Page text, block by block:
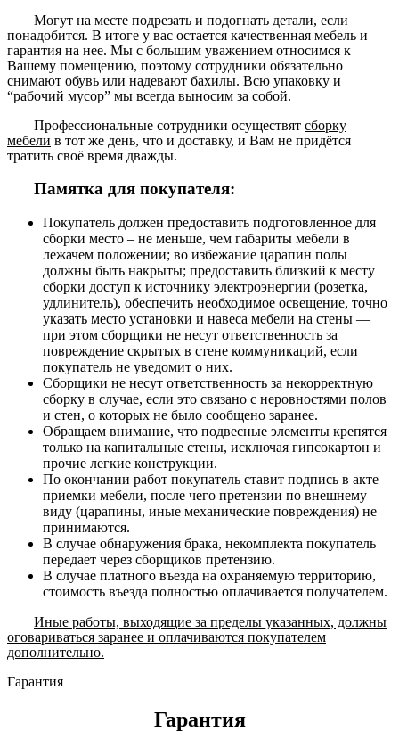
Могут на месте подрезать и подогнать детали, если
понадобится. В итоге у вас остается качественная мебель и
гарантия на нее. Мы с большим уважением относимся к
Вашему помещению, поэтому сотрудники обязательно
снимают обувь или надевают бахилы. Всю упаковку и
“рабочий мусор” мы всегда выносим за собой.
Профессиональные сотрудники осуществят сборку
мебели в тот же день, что и доставку, и Вам не придётся
тратить своё время дважды.
Памятка для покупателя:
Покупатель должен предоставить подготовленное для
сборки место – не меньше, чем габариты мебели в
лежачем положении; во избежание царапин полы
должны быть накрыты; предоставить близкий к месту
сборки доступ к источнику электроэнергии (розетка,
удлинитель), обеспечить необходимое освещение, точно
указать место установки и навеса мебели на стены —
при этом сборщики не несут ответственность за
повреждение скрытых в стене коммуникаций, если
покупатель не уведомит о них.
Сборщики не несут ответственность за некорректную
сборку в случае, если это связано с неровностями полов
и стен, о которых не было сообщено заранее.
Обращаем внимание, что подвесные элементы крепятся
только на капитальные стены, исключая гипсокартон и
прочие легкие конструкции.
По окончании работ покупатель ставит подпись в акте
приемки мебели, после чего претензии по внешнему
виду (царапины, иные механические повреждения) не
принимаются.
В случае обнаружения брака, некомплекта покупатель
передает через сборщиков претензию.
В случае платного въезда на охраняемую территорию,
стоимость въезда полностью оплачивается получателем.
Иные работы, выходящие за пределы указанных, должны
оговариваться заранее и оплачиваются покупателем
дополнительно.
Гарантия
Гарантия